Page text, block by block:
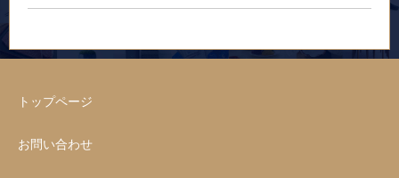
トップページ
お問い合わせ